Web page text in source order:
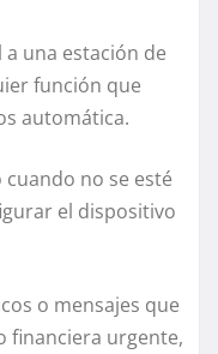
una estación de
función que
automática.
no se esté
el dispositivo
o mensajes que
financiera urgente,